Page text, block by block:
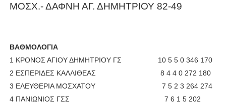
ΜΟΣΧ.- ΔΑΦΝΗ ΑΓ. ΔΗΜΗΤΡΙΟΥ 82-49
ΒΑΘΜΟΛΟΓΙΑ
1 ΚΡΟΝΟΣ ΑΓΙΟΥ ΔΗΜΗΤΡΙΟΥ ΓΣ 10 5 5 0 346 170
2 ΕΣΠΕΡΙΔΕΣ ΚΑΛΛΙΘΕΑΣ 8 4 4 0 272 180
3 ΕΛΕΥΘΕΡΙΑ ΜΟΣΧΑΤΟΥ 7 5 2 3 264 274
4 ΠΑΝΙΩΝΙΟΣ ΓΣΣ 7 6 1 5 202